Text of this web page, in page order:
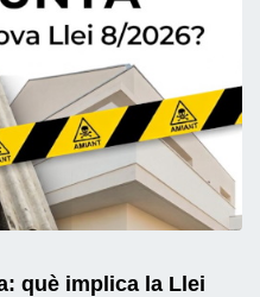
què implica la Llei